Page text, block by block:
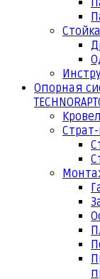
Стойка
Опорная